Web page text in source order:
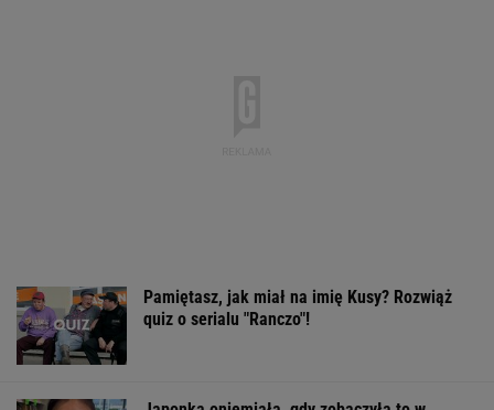
Pamiętasz, jak miał na imię Kusy? Rozwiąż
quiz o serialu "Ranczo"!